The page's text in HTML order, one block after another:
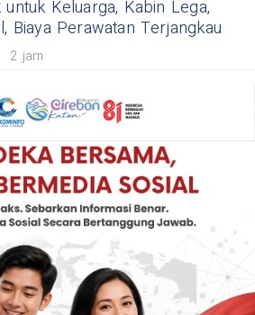
Keluarga, Kabin Lega,
Biaya Perawatan Terjangkau
2 jam